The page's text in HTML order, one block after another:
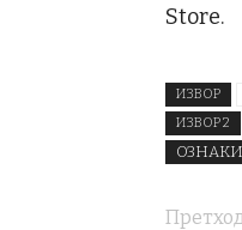
Store.
ИЗВОР
ИЗВОР 2
ОЗНАКИ